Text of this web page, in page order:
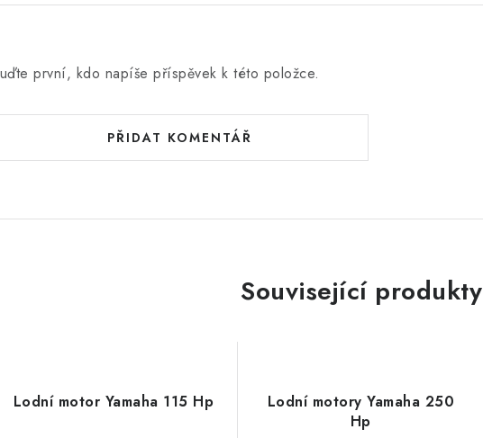
první, kdo napíše příspěvek k této položce.
PŘIDAT KOMENTÁŘ
Související produkty
Lodní motor Yamaha 115 Hp
Lodní motory Yamaha 250
Hp